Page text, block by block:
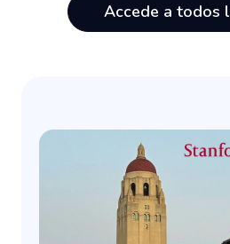
Accede a todos